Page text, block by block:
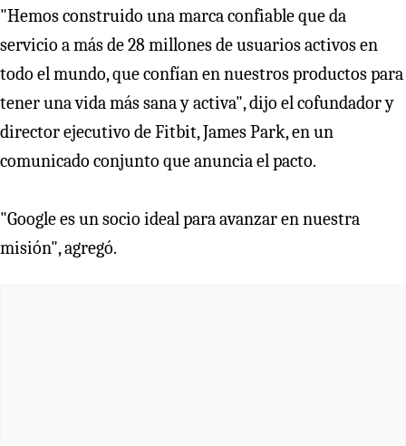
"Hemos construido una marca confiable que da
servicio a más de 28 millones de usuarios activos en
todo el mundo, que confían en nuestros productos para
tener una vida más sana y activa", dijo el cofundador y
director ejecutivo de Fitbit, James Park, en un
comunicado conjunto que anuncia el pacto.
"Google es un socio ideal para avanzar en nuestra
misión", agregó.